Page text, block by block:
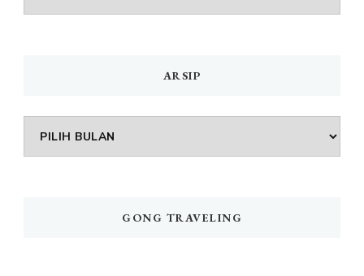
MENU
ARSIP
Arsip
GONG TRAVELING